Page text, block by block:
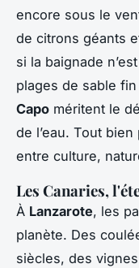
encore sous le
de citrons géants
si la baignade
plages de sable
Capo méritent le
de l’eau. Tout bien
entre culture,
Les Canaries,
À Lanzarote, les
planète. Des
siècles, des